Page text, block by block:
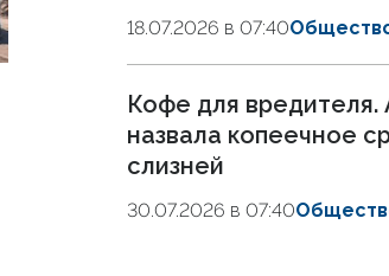
18.07.2026 в 07:40
Кофе для вредителя.
назвала копеечное
слизней
30.07.2026 в 07:40